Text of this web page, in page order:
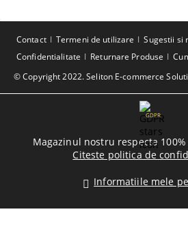
© Copyright 2022. Seliton E-commerce
Contact Termeni de utilizare
Sugestii si
Confidentialitate
Returnare Produse
GDPR
Magazinul nostru respecta 100%
Citeste politica de
Informatiile mele